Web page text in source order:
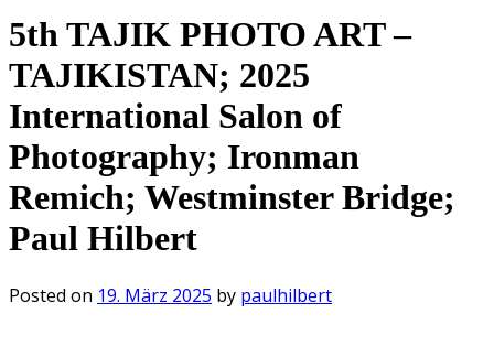
5th TAJIK PHOTO ART –
TAJIKISTAN; 2025
International Salon of
Photography; Ironman
Remich; Westminster Bridge;
Paul Hilbert
Posted on 19. März 2025 by paulhilbert